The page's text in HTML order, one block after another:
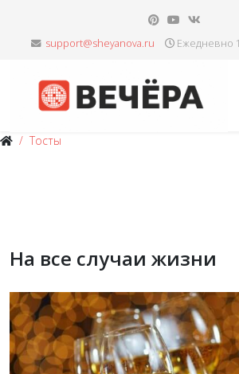
Ежедневно
Тосты
На все случаи жизни